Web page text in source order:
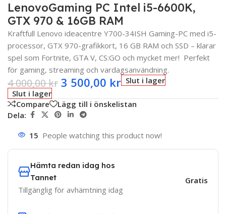
LenovoGaming PC Intel i5-6600K,
GTX 970 & 16GB RAM
Kraftfull Lenovo ideacentre Y700-34ISH Gaming-PC med i5-
processor, GTX 970-grafikkort, 16 GB RAM och SSD – klarar
spel som Fortnite, GTA V, CS:GO och mycket mer! Perfekt
för gaming, streaming och vardagsanvändning.
4 000,00kr 3 500,00 kr Slut i lager
Slut i lager
Compare
Lägg till i önskelistan
Dela:
15 People watching this product now!
Hämta redan idag hos
Tannet
Tillgänglig för avhämtning idag
Gratis